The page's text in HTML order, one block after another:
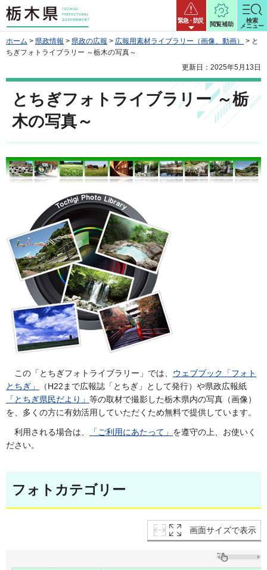
栃木県 緊急・防災
閲覧補助
検索
メニュー
ホーム > 県政情報 > 県政の広報 > 広報用素材ライブラリー（画像、動画）
> と
ちぎフォトライブラリー ～栃木の写真～
更新日：2025年5月13日
とちぎフォトライブラリー ～栃
木の写真～
この「とちぎフォトライブラリー」では、 ウェブブック「フォト
とちぎ」
（H22まで広報誌「とちぎ」として発行）や県政広報紙
「とちぎ県民だより」 等の取材で撮影した栃木県内の写真（画像）
を、多くの方に有効活用していただくため無料で提供しています。
利用される場合は、 「ご利用にあたって」 を遵守の上、お使いく
ださい。
フォトカテゴリー
画面サイズで表示